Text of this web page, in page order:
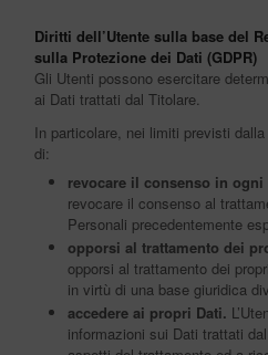
Diritti dell’Utente sulla base del
sulla Protezione dei Dati (GDPR)
Gli Utenti possono esercitare
ai Dati trattati dal Titolare.
In particolare, nei limiti previsti
di:
revocare il consenso in ogni
revocare il consenso al
Personali precedentemente
opporsi al trattamento dei
opporsi al trattamento dei
in virtù di una base giuridica
accedere ai propri Dati.
informazioni sui Dati trattati